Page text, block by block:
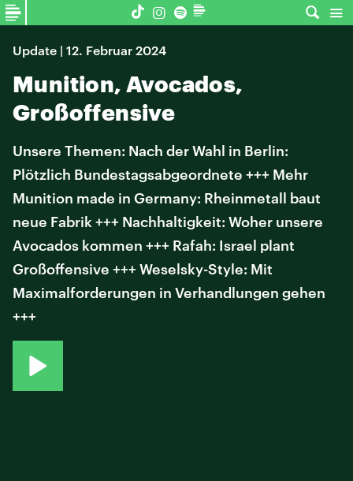
Update | 12. Februar 2024
Munition, Avocados,
Großoffensive
Unsere Themen: Nach der Wahl in Berlin:
Plötzlich Bundestagsabgeordnete +++ Mehr
Munition made in Germany: Rheinmetall baut
neue Fabrik +++ Nachhaltigkeit: Woher unsere
Avocados kommen +++ Rafah: Israel plant
Großoffensive +++ Weselsky-Style: Mit
Maximalforderungen in Verhandlungen gehen
+++